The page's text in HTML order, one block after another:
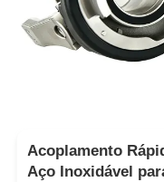
Acoplamento
Aço Inoxidável